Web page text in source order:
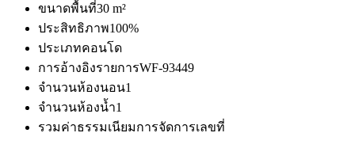
ขนาดพื้นที่30 m²
ประสิทธิภาพ100%
ประเภทคอนโด
การอ้างอิงรายการWF-93449
จำนวนห้องนอน1
จำนวนห้องน้ำ1
รวมค่าธรรมเนียมการจัดการเลขที่